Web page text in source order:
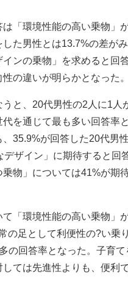
「環境性能の高い乗物」
た男性とは13.7%の差が
ンの乗物」を求めると回
の違いが明らかとなった。
と、20代男性の2人に1人
を通じて最も多い回答率
35.9%が回答した20代男
ザイン」に期待すると回
乗物」については41%が期
「環境性能の高い乗物」
の足として利便性の?い乗
の回答率となった。子育
ては先進性よりも、便利